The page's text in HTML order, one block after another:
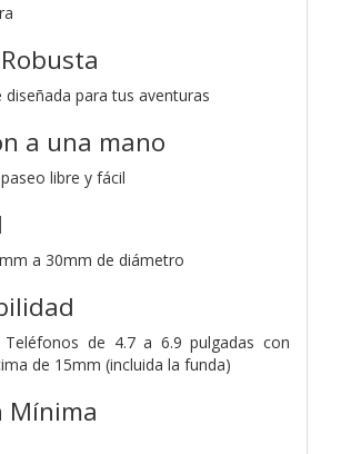
para tus aventuras
a una mano
libre y fácil
a 30mm de diámetro
de 4.7 a 6.9 pulgadas con
de 15mm (incluida la funda)
Mínima